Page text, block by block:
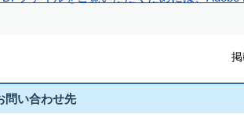
問い合わせ先